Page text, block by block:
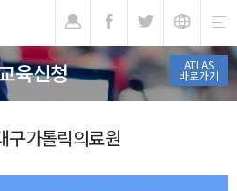
ATLAS
바로가기
육신청
구가톨릭의료원